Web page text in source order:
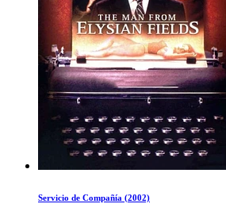
Servicio de Compañía (2002)